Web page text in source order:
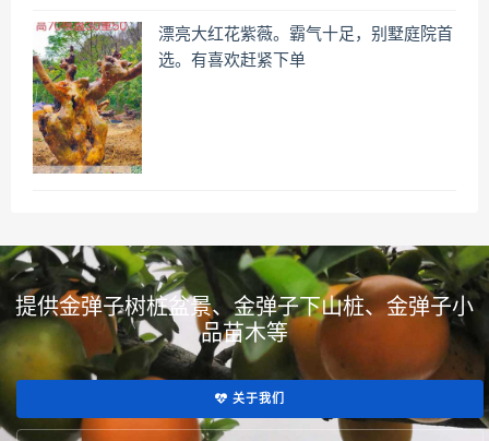
漂亮大红花紫薇。霸气十足，别墅庭院首
选。有喜欢赶紧下单
提供金弹子树桩盆景、金弹子下山桩、金弹子小
品苗木等
关于我们